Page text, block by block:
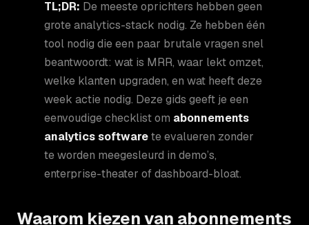
TL;DR: De meeste oprichters hebben geen
grote analytics-stack nodig. Ze hebben één
tool nodig die een paar brutale vragen snel
beantwoordt: wat is MRR, waar lekt omzet,
welke klanten upgraden, en wat heeft deze
week actie nodig. Deze gids geeft je een
eenvoudige checklist om abonnements
analytics softwarete evalueren zonder
te worden meegesleurd in demo’s,
enterprise-theater of dashboard-bloat.
Waarom kiezen van abonnements